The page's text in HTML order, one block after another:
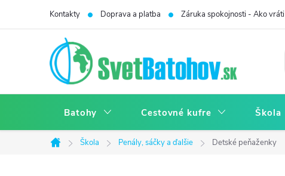
Kontakty Doprava a platba Záruka spokojnosti - Ako vrátiť
Batohy Cestovné kufre Škola
Domov
Škola Penály, sáčky a ďalšie Detské peňaženky